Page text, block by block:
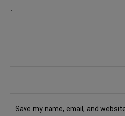
Save my name, email, and